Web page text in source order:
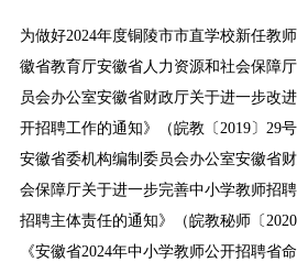
为做好2024年度铜陵市市直学校新任教
徽省教育厅安徽省人力资源和社会保障
员会办公室安徽省财政厅关于进一步改
开招聘工作的通知》（皖教〔2019〕29
安徽省委机构编制委员会办公室安徽省
会保障厅关于进一步完善中小学教师招
招聘主体责任的通知》（皖教秘师〔
《安徽省2024年中小学教师公开招聘省